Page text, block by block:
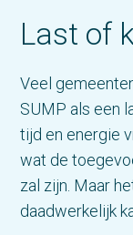
Last of
Veel
SUMP als een
tijd en energie
wat de
zal zijn. Maar
daadwerkelijk